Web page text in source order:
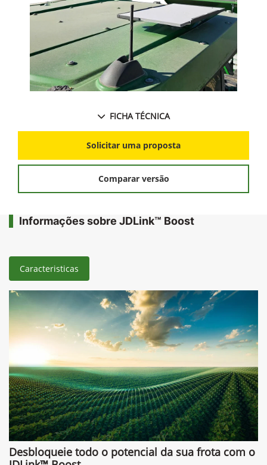
FICHA TÉCNICA
Solicitar uma proposta
Comparar versão
Informações sobre JDLink™ Boost
Caracteristicas
Desbloqueie todo o potencial da sua frota com o